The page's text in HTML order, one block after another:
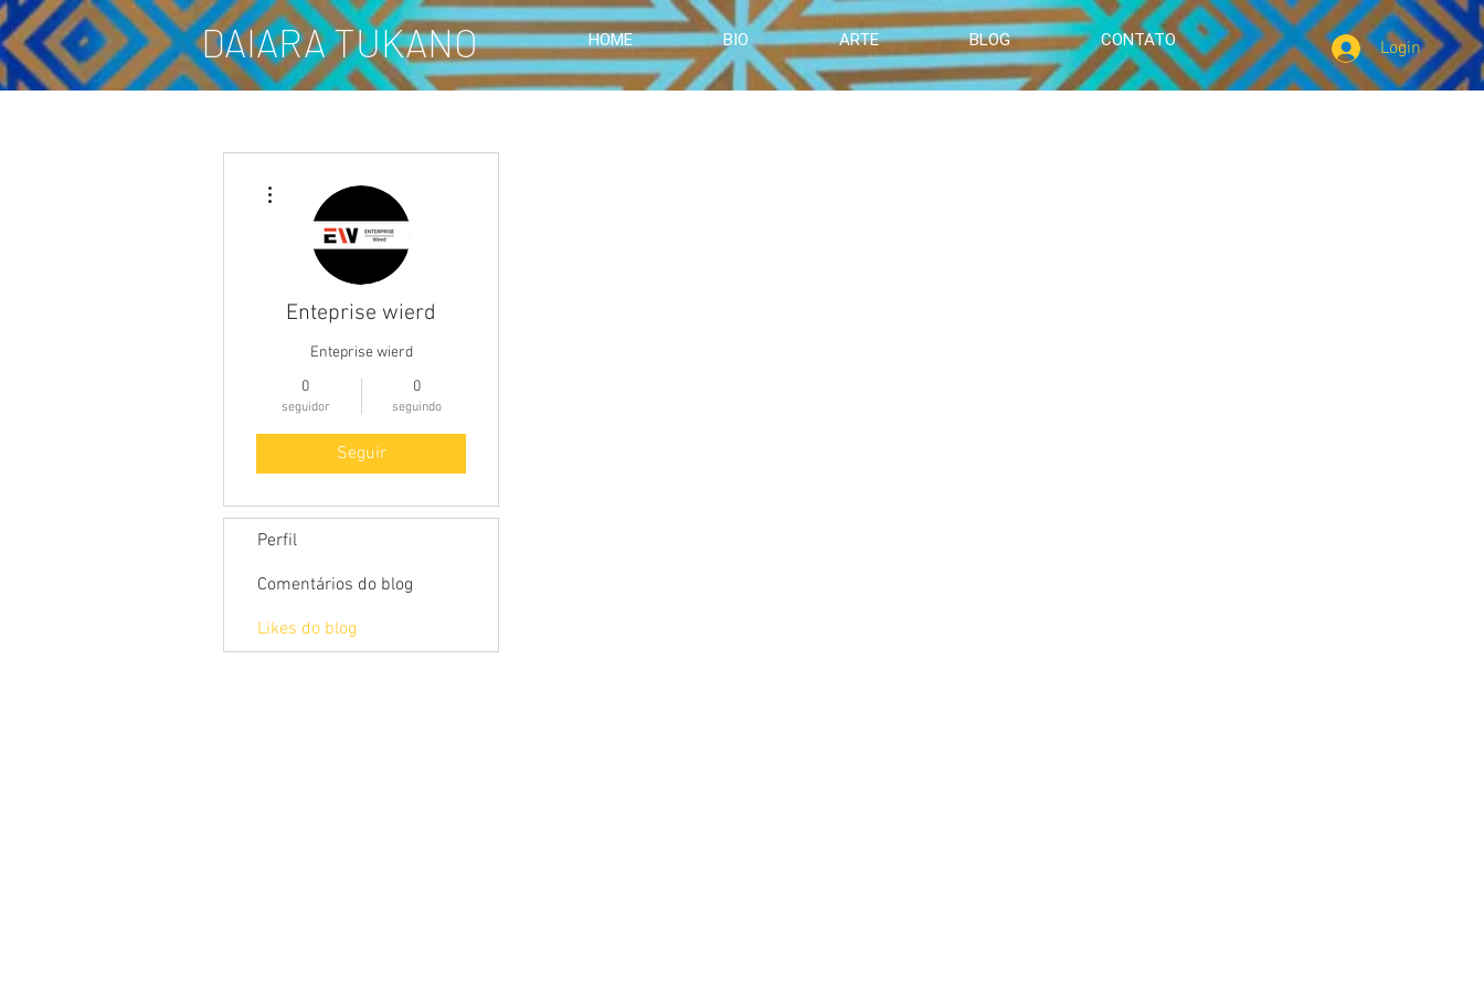
HOME BIO ARTE BLOG CONTATO Login
DAIARA TUKANO
Enteprise wierd
Enteprise wierd
0
seguidor
0
seguindo
Seguir
Perfil
Comentários do blog
Likes do blog